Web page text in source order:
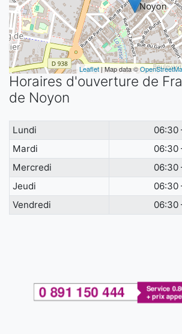
Leaflet| Map data ©
Horaires d'ouverture de
de Noyon
Lundi
06:30
Mardi
06:30
Mercredi
06:30
Jeudi
06:30
Vendredi
06:30